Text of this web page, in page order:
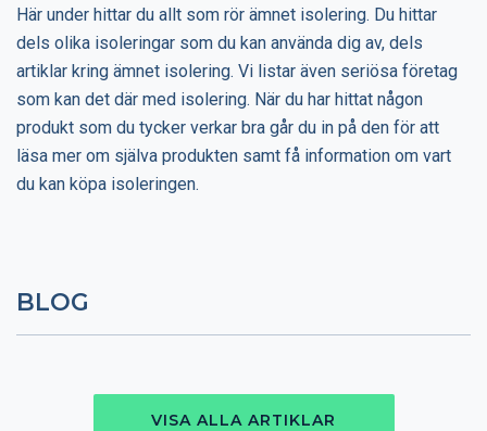
Här under hittar du allt som rör ämnet isolering. Du hittar
dels olika isoleringar som du kan använda dig av, dels
artiklar kring ämnet isolering. Vi listar även seriösa företag
som kan det där med isolering. När du har hittat någon
produkt som du tycker verkar bra går du in på den för att
läsa mer om själva produkten samt få information om vart
du kan köpa isoleringen.
BLOG
VISA ALLA ARTIKLAR